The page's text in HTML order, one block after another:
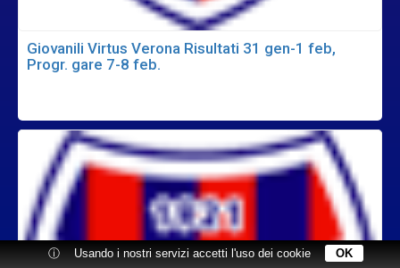
Giovanili Virtus Verona Risultati 31 gen-1 feb,
Progr. gare 7-8 feb.
ⓘ Usando i nostri servizi accetti l'uso dei cookie OK